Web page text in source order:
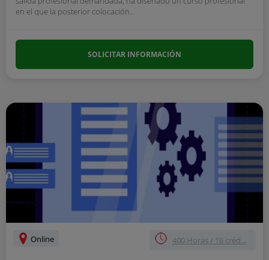
en el que la posterior colocación...
SOLICITAR INFORMACIÓN
Online 400 Horas / 16 créd...